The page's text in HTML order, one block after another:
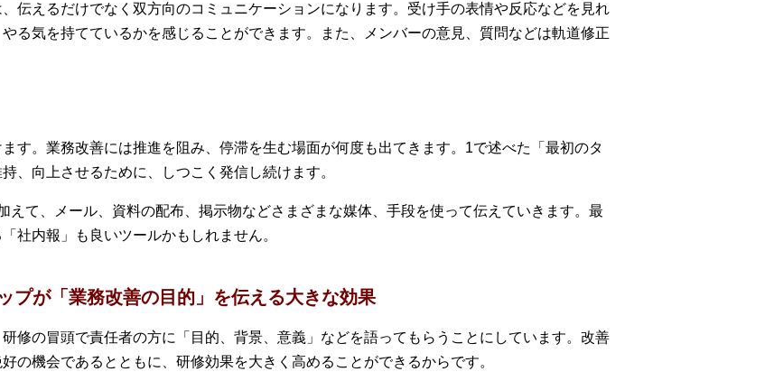
伝えるだけでなく双方向のコミュニケーションになります。受け手の表情や反応などを見れ
る気を持てているかを感じることができます。また、メンバーの意見、質問などは軌道修正
す。業務改善には推進を阻み、停滞を生む場面が何度も出てきます。1で述べた「最初のタ
、向上させるために、しつこく発信し続けます。
えて、メール、資料の配布、掲示物などさまざまな媒体、手段を使って伝えていきます。最
社内報」も良いツールかもしれません。
プが「業務改善の目的」を伝える大きな効果
修の冒頭で責任者の方に「目的、背景、意義」などを語ってもらうことにしています。改善
の機会であるとともに、研修効果を大きく高めることができるからです。